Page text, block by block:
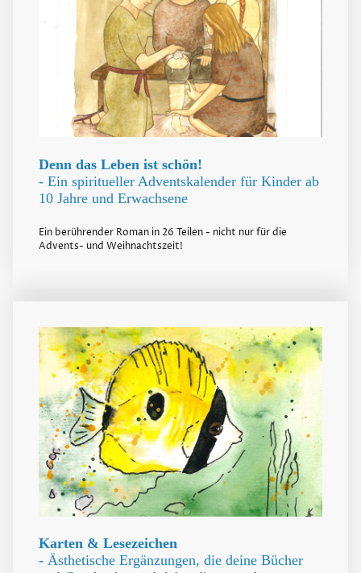
Denn das Leben ist schön!
- Ein spiritueller Adventskalender für Kinder ab
10 Jahre und Erwachsene
Ein berührender Roman in 26 Teilen - nicht nur für die
Advents- und Weihnachtszeit!
Karten & Lesezeichen
- Ästhetische Ergänzungen, die deine Bücher